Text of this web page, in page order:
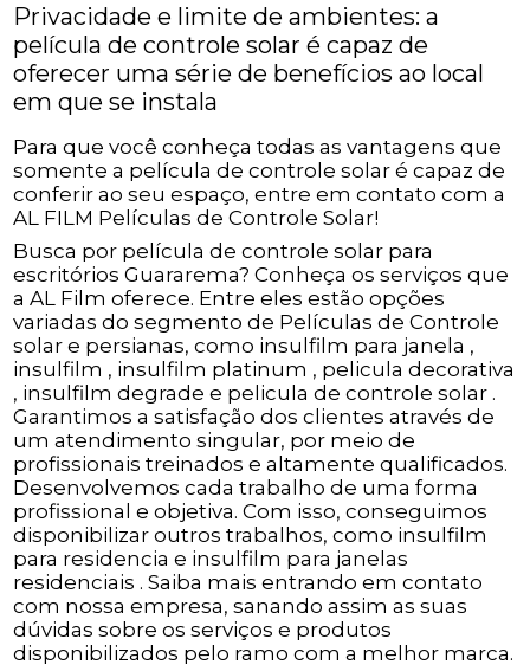
Privacidade e limite de ambientes: a
película de controle solar é capaz de
oferecer uma série de benefícios ao local
em que se instala
Para que você conheça todas as vantagens que
somente a película de controle solar é capaz de
conferir ao seu espaço, entre em contato com a
AL FILM Películas de Controle Solar!
Busca por película de controle solar para
escritórios Guararema? Conheça os serviços que
a AL Film oferece. Entre eles estão opções
variadas do segmento de Películas de Controle
solar e persianas, como insulfilm para janela ,
insulfilm , insulfilm platinum , pelicula decorativa
, insulfilm degrade e pelicula de controle solar .
Garantimos a satisfação dos clientes através de
um atendimento singular, por meio de
profissionais treinados e altamente qualificados.
Desenvolvemos cada trabalho de uma forma
profissional e objetiva. Com isso, conseguimos
disponibilizar outros trabalhos, como insulfilm
para residencia e insulfilm para janelas
residenciais . Saiba mais entrando em contato
com nossa empresa, sanando assim as suas
dúvidas sobre os serviços e produtos
disponibilizados pelo ramo com a melhor marca.